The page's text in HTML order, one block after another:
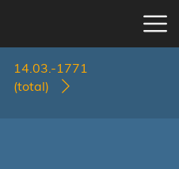
14.03.-1771
(total)